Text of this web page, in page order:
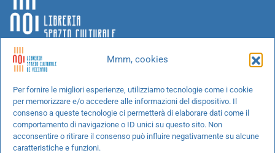
Mmm, cookies
Per fornire le migliori esperienze, utilizziamo tecnologie come i cookie
per memorizzare e/o accedere alle informazioni del dispositivo. Il
consenso a queste tecnologie ci permetterà di elaborare dati come il
comportamento di navigazione o ID unici su questo sito. Non
acconsentire o ritirare il consenso può influire negativamente su alcune
caratteristiche e funzioni.
Chi siamo
Progetti speciali
Richiedi un libro
Spedizioni